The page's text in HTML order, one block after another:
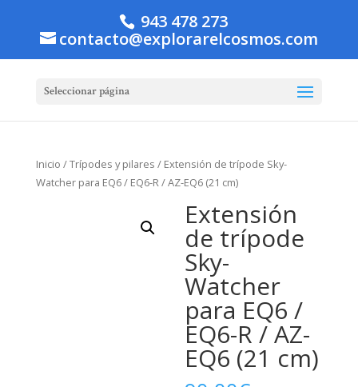
943 478 273
contacto@explorarelcosmos.com
Seleccionar página
Inicio /Trípodes y pilares / Extensión de trípode Sky-
Watcher para EQ6 / EQ6-R / AZ-EQ6 (21 cm)
Extensión
de trípode
Sky-
Watcher
para EQ6 /
EQ6-R / AZ-
EQ6 (21 cm)